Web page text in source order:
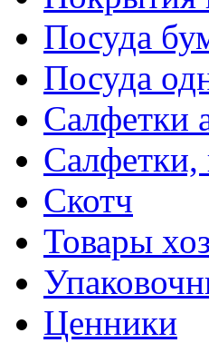
Посуда
Посуда
Салфетки
Салфетки,
Скотч
Товары
Ценники